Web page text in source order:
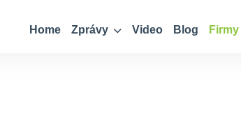
Home Zprávy Video Blog Firmy